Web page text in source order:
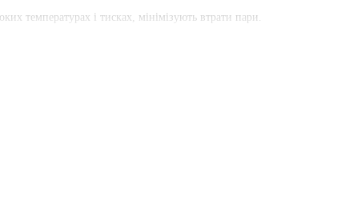
температурах і тисках, мінімізують втрати пари.